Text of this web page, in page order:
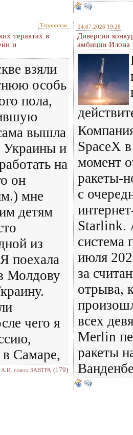
Терроризм
терактах в
и
взяли
особь
пола,
вышла
Украины и
на
он
мне
детям
из
поехала
Молдову
чего я
в Самаре,
А.И. газета ЗАВТРА (179)
24.07.2026 19:28
Диверсии
амбиции Илона
SpaceX
момент
ракеты-
с
Starlink.
система
июля
за
отрыва,
всех
Merlin
ракеты